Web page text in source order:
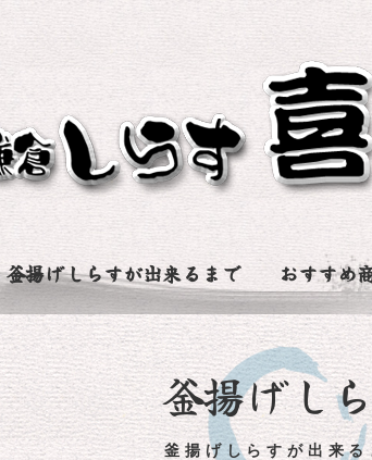
釜揚げしらすが出来るまで おすすめ
釜揚げし
釜揚げしらすが出来る